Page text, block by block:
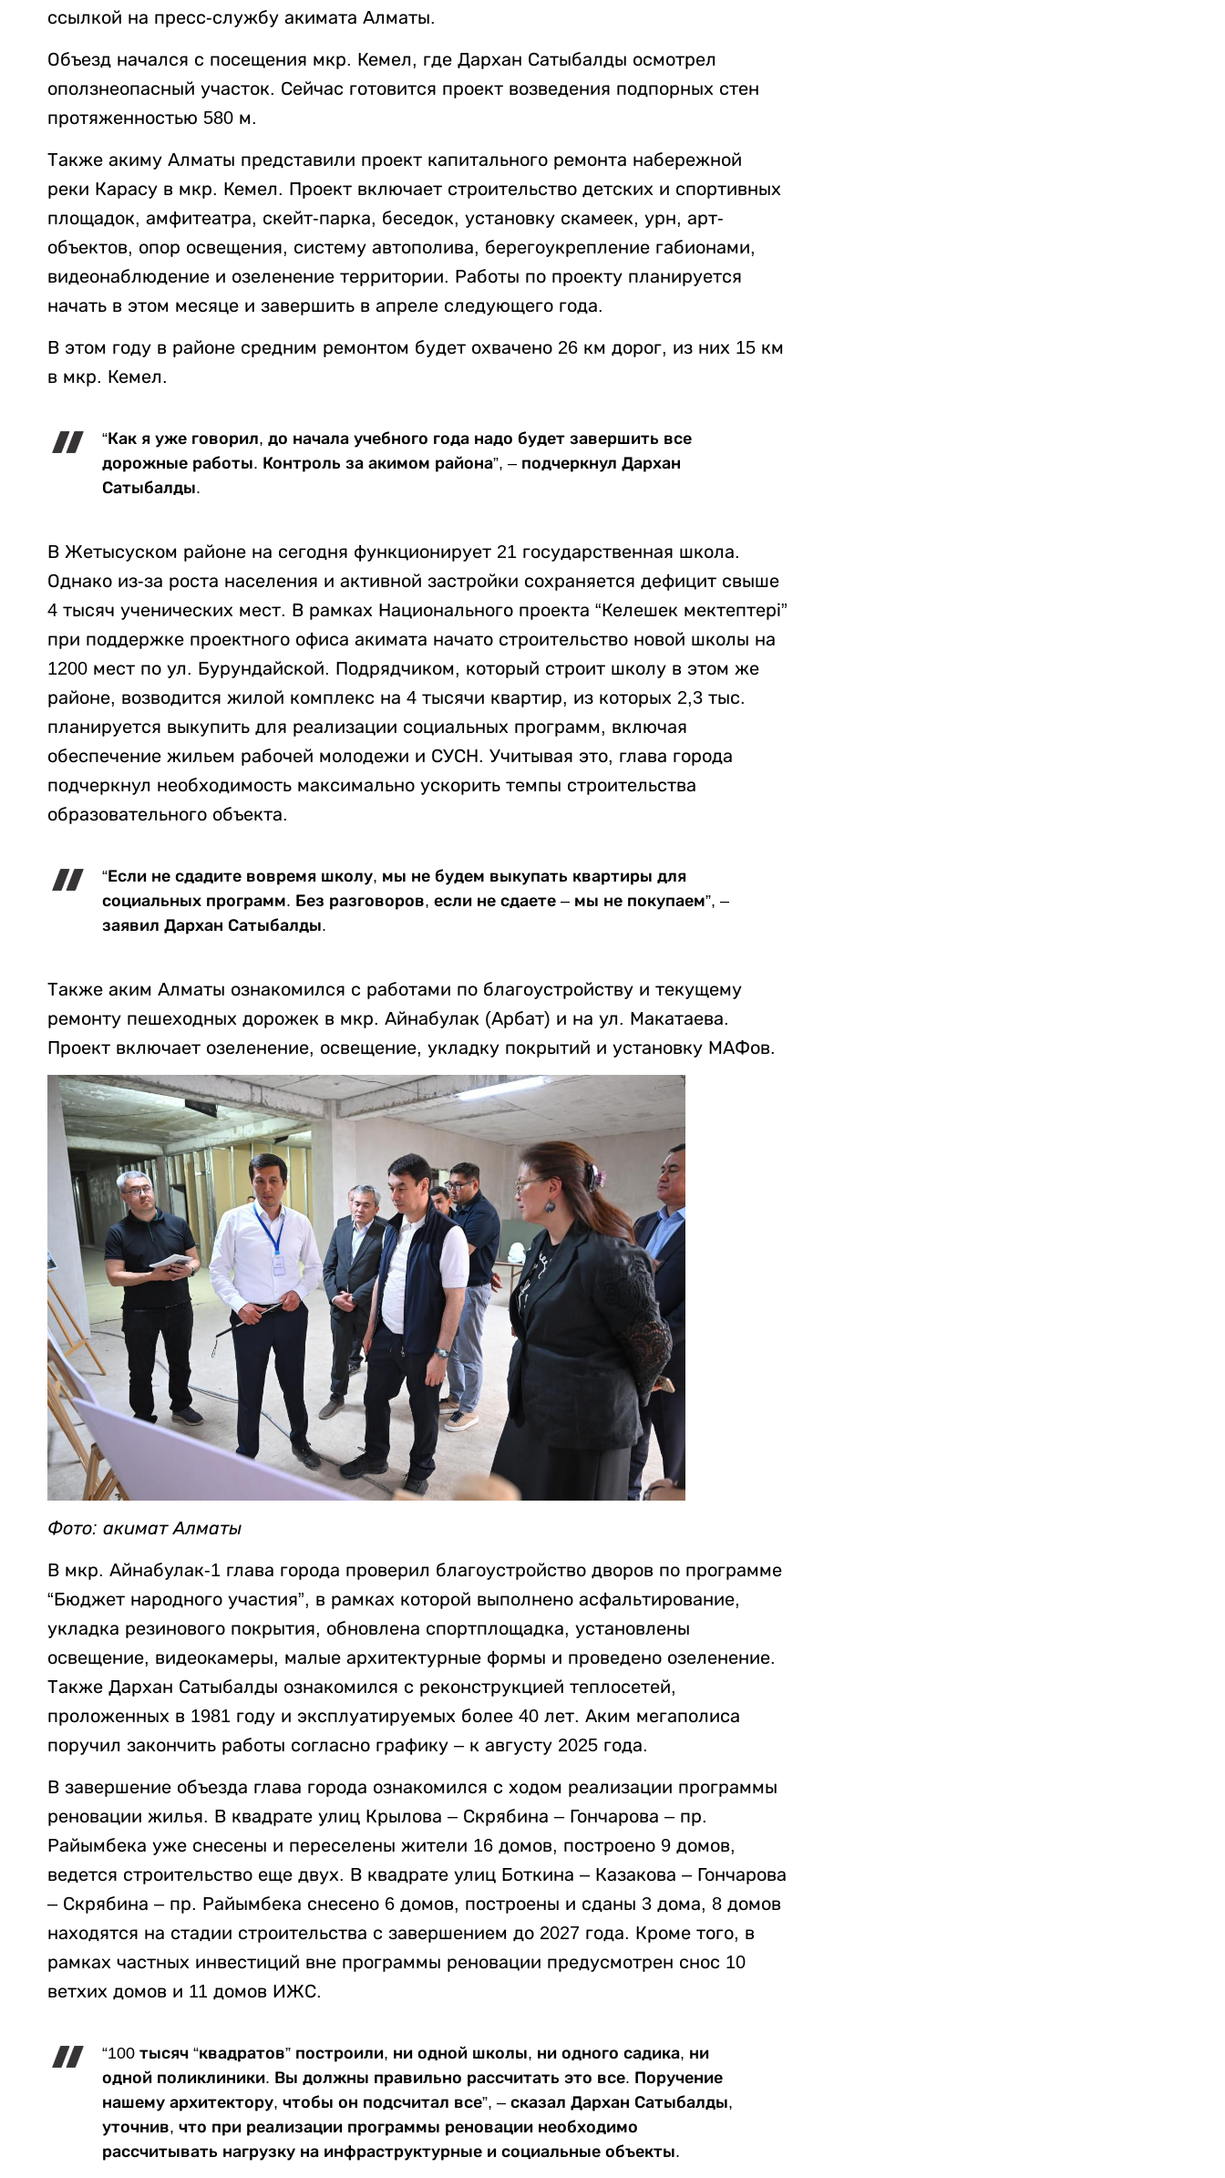
ссылкой на пресс-службу акимата Алматы.
Объезд начался с посещения мкр. Кемел, где Дархан Сатыбалды осмотрел
оползнеопасный участок. Сейчас готовится проект возведения подпорных стен
протяженностью 580 м.
Также акиму Алматы представили проект капитального ремонта набережной
реки Карасу в мкр. Кемел. Проект включает строительство детских и спортивных
площадок, амфитеатра, скейт-парка, беседок, установку скамеек, урн, арт-
объектов, опор освещения, систему автополива, берегоукрепление габионами,
видеонаблюдение и озеленение территории. Работы по проекту планируется
начать в этом месяце и завершить в апреле следующего года.
В этом году в районе средним ремонтом будет охвачено 26 км дорог, из них 15 км
в мкр. Кемел.
“Как я уже говорил, до начала учебного года надо будет завершить все
дорожные работы. Контроль за акимом района”, – подчеркнул Дархан
Сатыбалды.
В Жетысуском районе на сегодня функционирует 21 государственная школа.
Однако из-за роста населения и активной застройки сохраняется дефицит свыше
4 тысяч ученических мест. В рамках Национального проекта “Келешек мектептері”
при поддержке проектного офиса акимата начато строительство новой школы на
1200 мест по ул. Бурундайской. Подрядчиком, который строит школу в этом же
районе, возводится жилой комплекс на 4 тысячи квартир, из которых 2,3 тыс.
планируется выкупить для реализации социальных программ, включая
обеспечение жильем рабочей молодежи и СУСН. Учитывая это, глава города
подчеркнул необходимость максимально ускорить темпы строительства
образовательного объекта.
“Если не сдадите вовремя школу, мы не будем выкупать квартиры для
социальных программ. Без разговоров, если не сдаете – мы не покупаем”, –
заявил Дархан Сатыбалды.
Также аким Алматы ознакомился с работами по благоустройству и текущему
ремонту пешеходных дорожек в мкр. Айнабулак (Арбат) и на ул. Макатаева.
Проект включает озеленение, освещение, укладку покрытий и установку МАФов.
Фото: акимат Алматы
В мкр. Айнабулак-1 глава города проверил благоустройство дворов по программе
“Бюджет народного участия”, в рамках которой выполнено асфальтирование,
укладка резинового покрытия, обновлена спортплощадка, установлены
освещение, видеокамеры, малые архитектурные формы и проведено озеленение.
Также Дархан Сатыбалды ознакомился с реконструкцией теплосетей,
проложенных в 1981 году и эксплуатируемых более 40 лет. Аким мегаполиса
поручил закончить работы согласно графику – к августу 2025 года.
В завершение объезда глава города ознакомился с ходом реализации программы
реновации жилья. В квадрате улиц Крылова – Скрябина – Гончарова – пр.
Райымбека уже снесены и переселены жители 16 домов, построено 9 домов,
ведется строительство еще двух. В квадрате улиц Боткина – Казакова – Гончарова
– Скрябина – пр. Райымбека снесено 6 домов, построены и сданы 3 дома, 8 домов
находятся на стадии строительства с завершением до 2027 года. Кроме того, в
рамках частных инвестиций вне программы реновации предусмотрен снос 10
ветхих домов и 11 домов ИЖС.
“100 тысяч “квадратов” построили, ни одной школы, ни одного садика, ни
одной поликлиники. Вы должны правильно рассчитать это все. Поручение
нашему архитектору, чтобы он подсчитал все”, – сказал Дархан Сатыбалды,
уточнив, что при реализации программы реновации необходимо
рассчитывать нагрузку на инфраструктурные и социальные объекты.